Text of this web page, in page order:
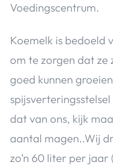
Voedingscentrum.
Koemelk is bedoeld
om te zorgen dat ze
goed kunnen
dat van ons, kijk
aantal magen..Wij
zo’n 60 liter per jaar